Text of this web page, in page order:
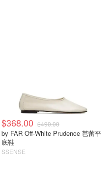
$368.00 $490.00
by FAR Off-White Prudence 芭蕾平
底鞋
SSENSE